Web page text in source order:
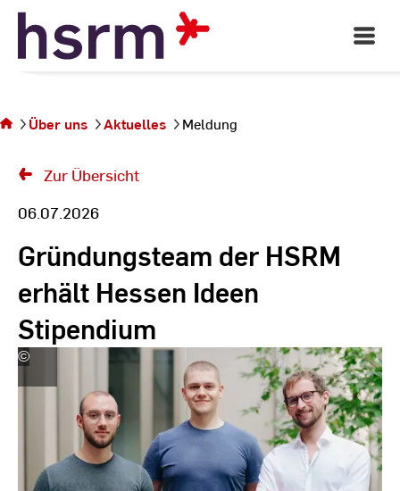
Skip
Content
Open
Main
sich auf
Meldung
Über uns Aktuelles Meldung
Zur Übersicht
06.07.2026
Gründungsteam der HSRM
erhält Hessen Ideen
Stipendium
©
Hessen